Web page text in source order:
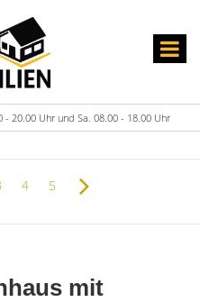
- 20.00 Uhr und Sa. 08.00 - 18.00 Uhr
4 5
mit